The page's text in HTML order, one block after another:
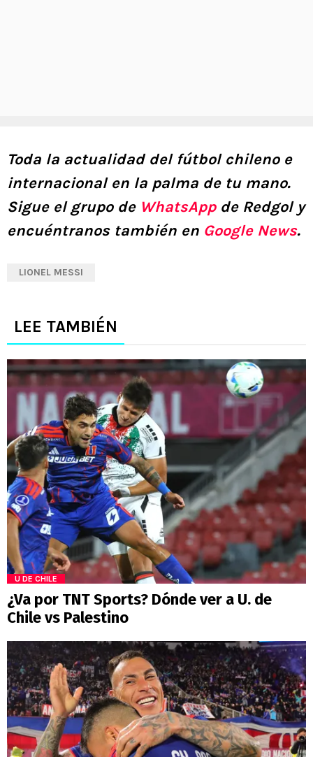
Toda la actualidad del fútbol chileno e
internacional en la palma de tu mano.
Sigue el grupo de WhatsAppde Redgol y
encuéntranos también en Google News.
LIONEL MESSI
LEE TAMBIÉN
U DE CHILE
¿Va por TNT Sports? Dónde ver a U. de
Chile vs Palestino